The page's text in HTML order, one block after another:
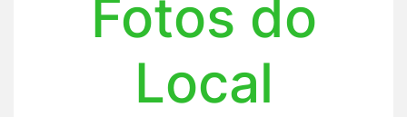
Fotos do
Local